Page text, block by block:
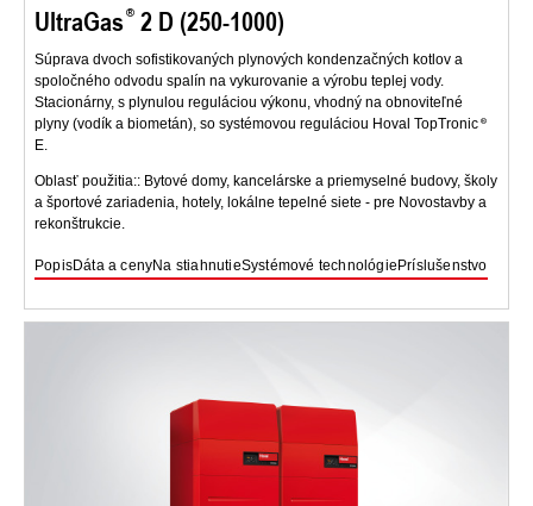
UltraGas 2 D (250-1000)
Súprava dvoch sofistikovaných plynových kondenzačných kotlov a
spoločného odvodu spalín na vykurovanie a výrobu teplej vody.
Stacionárny, s plynulou reguláciou výkonu, vhodný na obnoviteľné
plyny (vodík a biometán), so systémovou reguláciou Hoval TopTronic
E.
Oblasť použitia:: Bytové domy, kancelárske a priemyselné budovy, školy
a športové zariadenia, hotely, lokálne tepelné siete - pre Novostavby a
rekonštrukcie.
PopisDáta a cenyNa stiahnutieSystémové technológiePríslušenstvo